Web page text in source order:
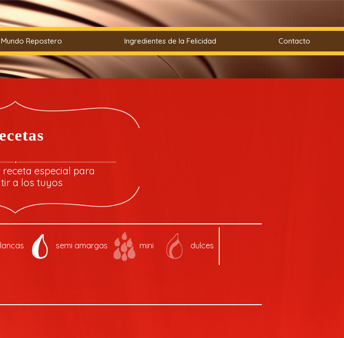
Mundo Repostero Ingredientes de la Felicidad Contacto
especial para
a los tuyos
semi amargas mini dulces